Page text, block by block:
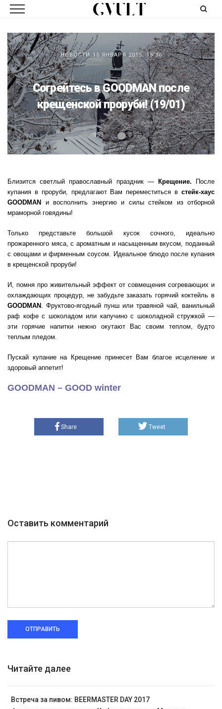
НОВОСТИ 15 ЯНВАРЯ 2015, 15:36
Согрейтесь в GOODMAN после
крещенской проруби! (19/01)
559 0
Близится светлый православный праздник — Крещение. После
купания в проруби, предлагают Вам переместиться в стейк-хаус
GOODMAN
и восполнить энергию и силы стейком из отборной
мраморной говядины!
Только представьте большой кусок сочного, идеально
прожаренного мяса, с ароматным и насыщенным вкусом, поданный
с овощами и фирменным соусом. Идеальное блюдо после купания
в крещенской проруби!
И, помня про живительный эффект от совмещения согревающих и
охлаждающих процедур, не забудьте заказать горячий коктейль в
GOODMAN . Фруктово-ягодный пунш или травяной чай, ванильный
раф кофе с шоколадом или капучино с шоколадной стружкой —
эти горячие напитки нежно окутают Вас своим теплом, будто
теплым пледом.
Пускай купание на Крещение принесет Вам благое исцеление и
здоровый аппетит!
GOODMAN – GOOD winter
Share Tweet
Оставить комментарий
ОТПРАВИТЬ
Читайте далее
Встреча за пивом: BEERMASTER DAY 2017